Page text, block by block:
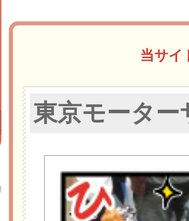
当サイ
東京モータ